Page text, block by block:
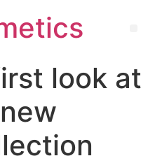
look at